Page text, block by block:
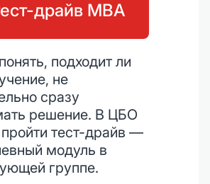
драйв MBA
подходит ли
не
сразу
решение. В ЦБО
тест-драйв —
модуль в
группе.